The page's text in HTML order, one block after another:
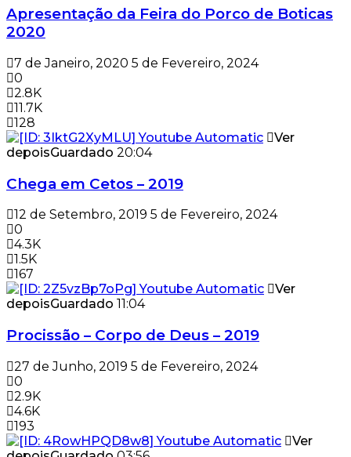
Apresentação da Feira do Porco de Boticas
2020
7 de Janeiro, 2020 5 de Fevereiro, 2024
0
2.8K
11.7K
128
Ver
depoisGuardado 20:04
Chega em Cetos – 2019
12 de Setembro, 2019 5 de Fevereiro, 2024
0
4.3K
1.5K
167
Ver
depoisGuardado 11:04
Procissão – Corpo de Deus – 2019
27 de Junho, 2019 5 de Fevereiro, 2024
0
2.9K
4.6K
193
Ver